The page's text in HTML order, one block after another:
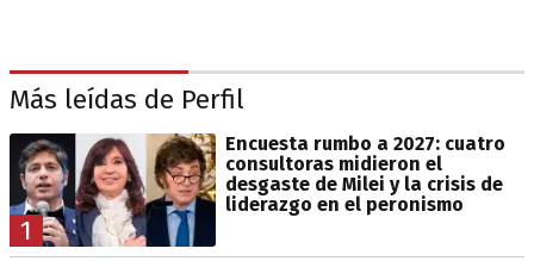
Más leídas de Perfil
1
Encuesta rumbo a 2027: cuatro
consultoras midieron el
desgaste de Milei y la crisis de
liderazgo en el peronismo